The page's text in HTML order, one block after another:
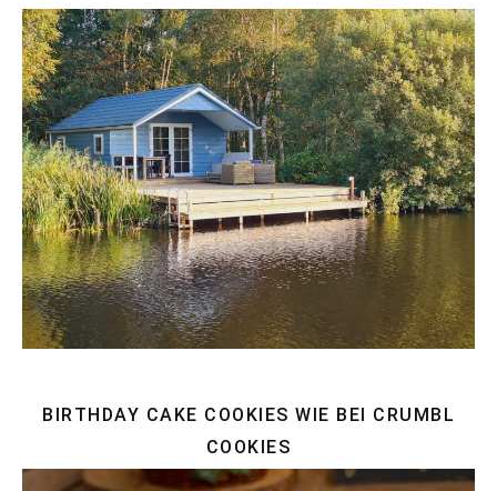
BIRTHDAY CAKE COOKIES WIE BEI CRUMBL
COOKIES